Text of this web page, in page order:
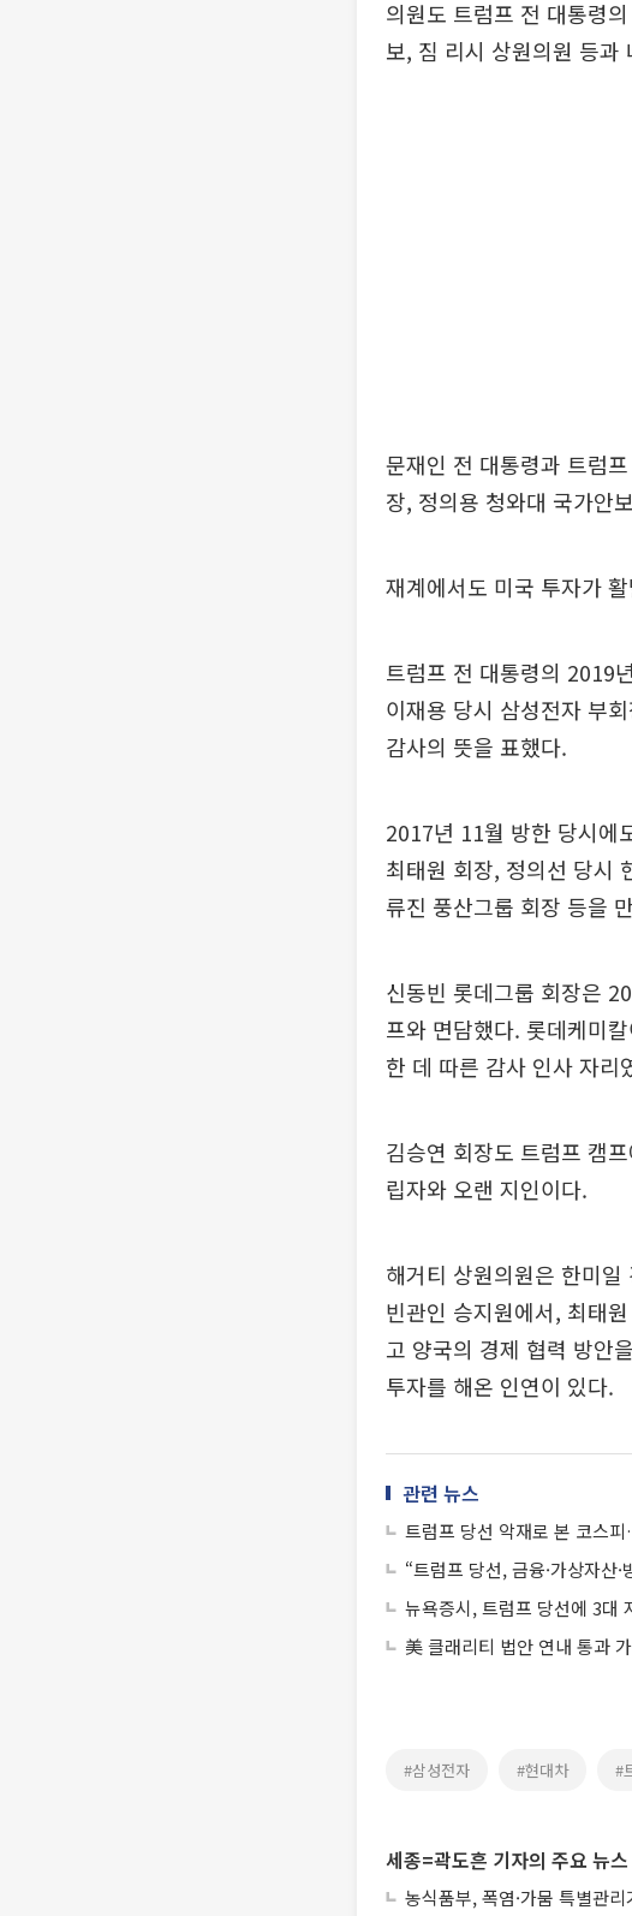
의원도 트럼프 전 대통령
보, 짐 리시 상원의원 등과
문재인 전 대통령과 트럼
장, 정의용 청와대 국가안
재계에서도 미국 투자가
트럼프 전 대통령의 2019
이재용 당시 삼성전자 부
감사의 뜻을 표했다.
2017년 11월 방한 당시에
최태원 회장, 정의선 당시
류진 풍산그룹 회장 등을
신동빈 롯데그룹 회장은
프와 면담했다. 롯데케미
한 데 따른 감사 인사 자리
김승연 회장도 트럼프 캠
립자와 오랜 지인이다.
해거티 상원의원은 한미
빈관인 승지원에서, 최태
고 양국의 경제 협력 방안
투자를 해온 인연이 있다.
관련 뉴스
트럼프 당선 악재로 본 코스
“트럼프 당선, 금융·가상자산
뉴욕증시, 트럼프 당선에 3대
美 클래리티 법안 연내 통과
#삼성전자 #현대차 #
세종=곽도흔 기자의 주요 뉴스
농식품부, 폭염·가뭄 특별관